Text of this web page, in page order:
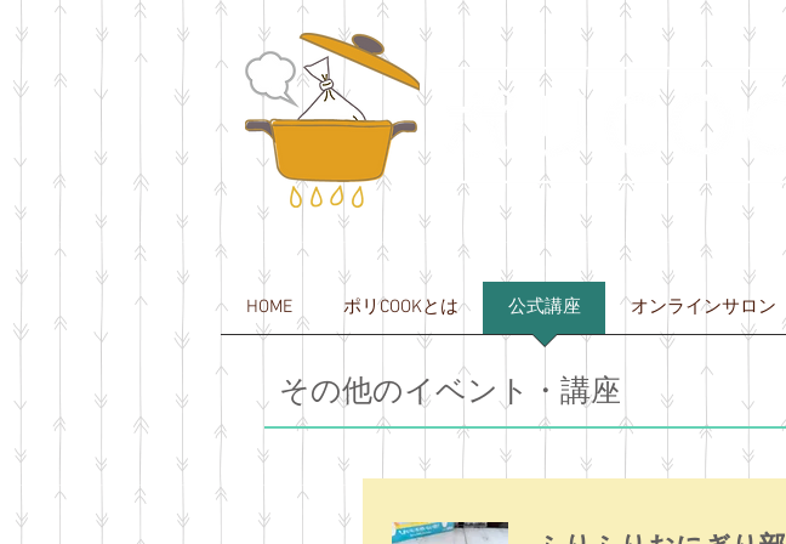
HOME ポリCOOKとは 公式講座 オンラインサロン
その他のイベント・講座